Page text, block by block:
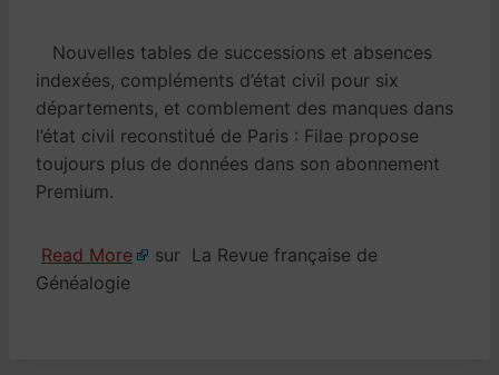
Nouvelles tables de successions et absences
indexées, compléments d’état civil pour six
départements, et comblement des manques dans
l’état civil reconstitué de Paris : Filae propose
toujours plus de données dans son abonnement
Premium.
Read More
sur La Revue française de
Généalogie